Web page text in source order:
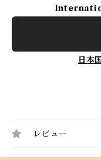
日本
レビュー